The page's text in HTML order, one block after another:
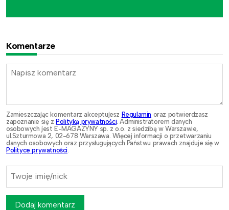
Komentarze
Zamieszczając komentarz akceptujesz Regulamin oraz potwierdzasz
zapoznanie się zPolityką prywatności . Administratorem danych
osobowych jest E-MAGAZYNY sp. z o.o. z siedzibą w Warszawie,
ul.Szturmowa 2, 02-678 Warszawa. Więcej informacji o przetwarzaniu
danych osobowych oraz przysługujących Państwu prawach znajduje się w
Polityce prywatności
Dodaj komentarz